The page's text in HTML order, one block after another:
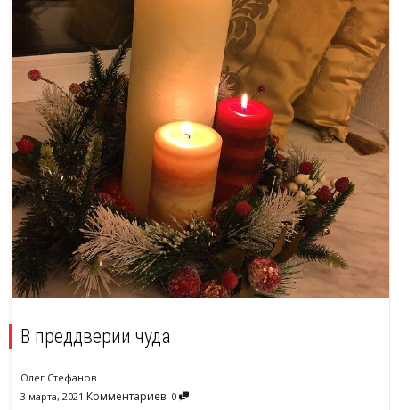
В преддверии чуда
Олег Стефанов
3 марта, 2021 Комментариев: 0